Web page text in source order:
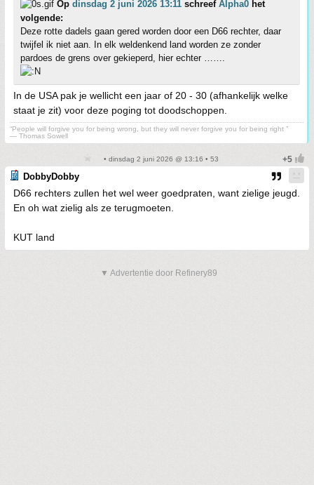
Op dinsdag 2 juni 2026 13:11 schreef Alpha0 het
volgende:
Deze rotte dadels gaan gered worden door een D66 rechter, daar
twijfel ik niet aan. In elk weldenkend land worden ze zonder
pardoes de grens over gekieperd, hier echter …….
In de USA pak je wellicht een jaar of 20 - 30 (afhankelijk welke
staat je zit) voor deze poging tot doodschoppen.
“People will forgive you for being wrong, but they will never forgive you for being right ”
― Thomas Sowell
• dinsdag 2 juni 2026 @ 13:16 • 53
DobbyDobby
D66 rechters zullen het wel weer goedpraten, want zielige jeugd.
En oh wat zielig als ze terugmoeten.
KUT land
▼ Advertentie door Refinery89